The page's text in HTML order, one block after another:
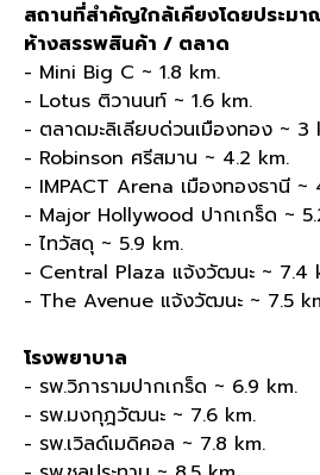
สถานที่สำคัญใกล้เคียงโดยประมา
ห้างสรรพสินค้า / ตลาด
- Mini Big C ~ 1.8 km.
- Lotus ติวานนท์ ~ 1.6 km.
- ตลาดมะลิเลียบด่วนเมืองทอง ~ 3
- Robinson ศรีสมาน ~ 4.2 km.
- IMPACT Arena เมืองทองธานี ~
- Major Hollywood ปากเกร็ด ~
- ไทวัสดุ ~ 5.9 km.
- Central Plaza แจ้งวัฒนะ ~ 7.4
- The Avenue แจ้งวัฒนะ ~ 7.5
โรงพยาบาล
- รพ.วิภารามปากเกร็ด ~ 6.9 km.
- รพ.มงกุฎวัฒนะ ~ 7.6 km.
- รพ.เวิลด์เมดิคอล ~ 7.8 km.